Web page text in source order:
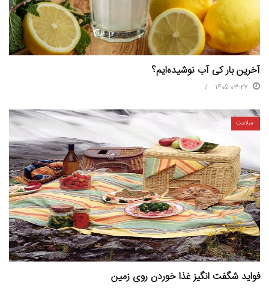
آخرین بار کی آب نوشیده‌ایم؟
1405-03-27
سلامت
فواید شگفت انگیز غذا خوردن روی زمین